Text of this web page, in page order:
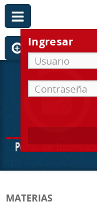
Ingresar
MATERIAS